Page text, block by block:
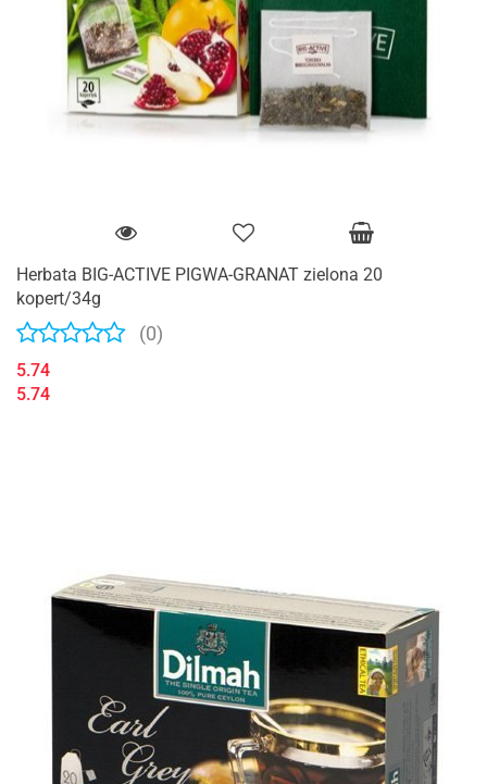
Herbata BIG-ACTIVE PIGWA-GRANAT zielona 20
kopert/34g
(0)
5.74
5.74